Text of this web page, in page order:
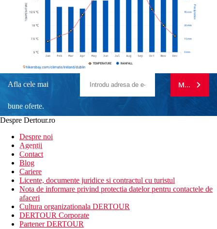
Afla cele mai
bune oferte.
newsletter!
MA
Despre Dertour.ro
Despre noi
Agentii
Contact
Blog
Cariere
Licente, documente juridice si contractul cu turistul
Nota de informare privind protectia datelor pentru contactele de
afaceri
Cultura organizationala DERTOUR
DERTOUR Corporate
Partener DERTOUR